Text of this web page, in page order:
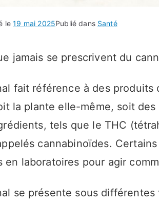
le19 mai 2025Publié dans Santé
jamais se prescrivent du
fait référence à des produits
la plante elle-même, soit
tels que le THC
cannabinoïdes.
en laboratoires pour agir
se présente sous